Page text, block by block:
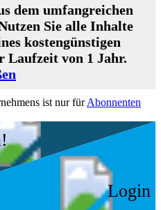
dem umfangreichen
Sie alle Inhalte
kostengünstigen
Laufzeit von 1 Jahr.
ist nur fürAbonnenten
Login